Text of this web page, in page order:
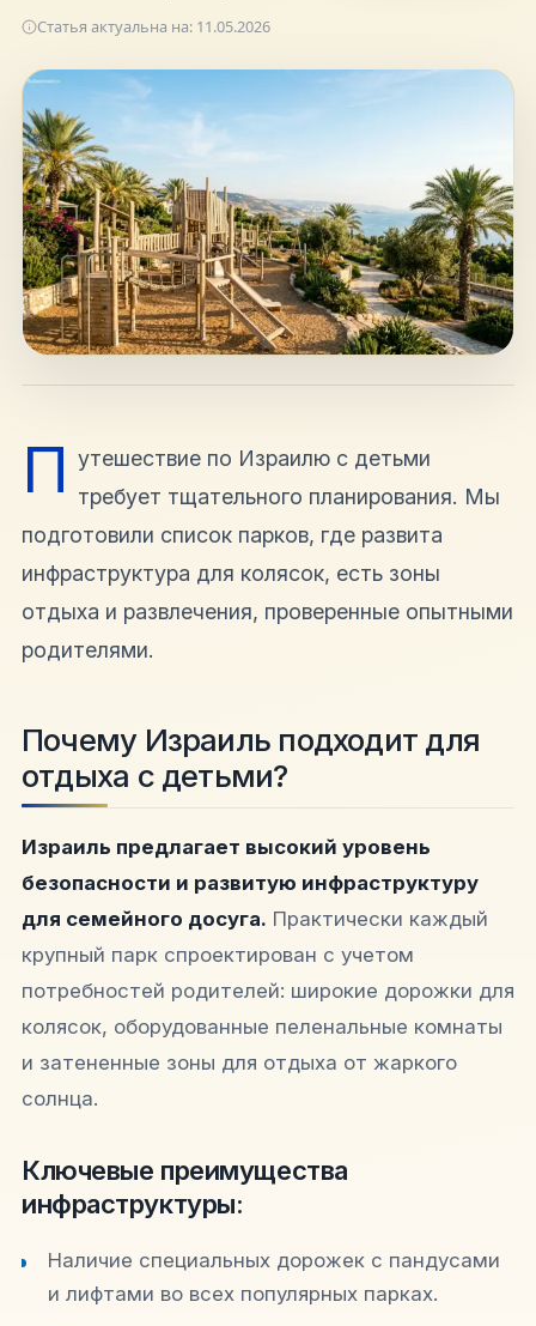
Присоединяйтесь к нам
Получайте актуальные новости и советы о
жизни в Израиле
Telegram
hello@shalomisrael.ru
Статья актуальна на: 11.05.2026
П утешествие по Израилю с детьми
требует тщательного планирования. Мы
подготовили список парков, где развита
инфраструктура для колясок, есть зоны
отдыха и развлечения, проверенные опытными
родителями.
Почему Израиль подходит для
отдыха с детьми?
Израиль предлагает высокий уровень
безопасности и развитую инфраструктуру
для семейного досуга. Практически каждый
крупный парк спроектирован с учетом
потребностей родителей: широкие дорожки для
колясок, оборудованные пеленальные комнаты
и затененные зоны для отдыха от жаркого
солнца.
Ключевые преимущества
инфраструктуры:
Наличие специальных дорожек с пандусами
и лифтами во всех популярных парках.